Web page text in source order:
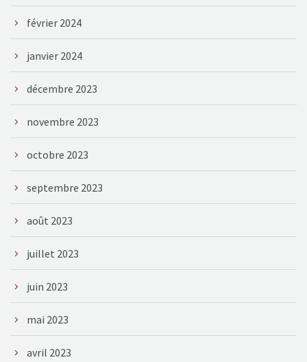
février 2024
janvier 2024
décembre 2023
novembre 2023
octobre 2023
septembre 2023
août 2023
juillet 2023
juin 2023
mai 2023
avril 2023